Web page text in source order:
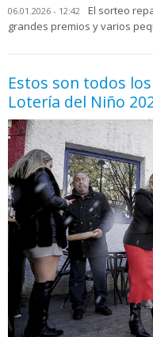
06.01.2026 - 12:42
El sorteo
grandes premios y varios
Estos son todos
Lotería del Niño